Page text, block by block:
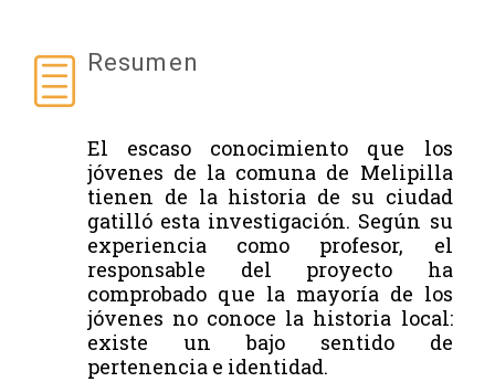
Resumen
El escaso conocimiento que los
jóvenes de la comuna de Melipilla
tienen de la historia de su ciudad
gatilló esta investigación. Según su
experiencia como profesor, el
responsable del proyecto ha
comprobado que la mayoría de los
jóvenes no conoce la historia local:
existe un bajo sentido de
pertenencia e identidad.